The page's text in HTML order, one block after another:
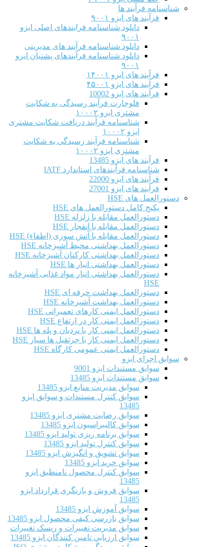
شناسنامه فرآیند ها
فرآیند های ایزو ۹۰۰۱
دانلود شناسنامه فرایندهای اصلی ایزو
۹۰۰۱
دانلود شناسنامه فرآیند های مدیریتی
دانلود شناسنامه فرآیندهای پشتیان ایزو
۹۰۰۱
فرآیند های ایزو ۱۴۰۰۱
فرآیند های ایزو ۴۵۰۰۱
فرآیند های ایزو 10002
فلوچارت فرآیند رسیدگی به شکایت
مشتری ایزو ۱۰۰۰۲
شناسنامه فرآیند دریافت شکایت مشتری
ایزو ۱۰۰۰۲
شناسنامه فرآیند رسیدگی به شکایت
مشتری ایزو ۱۰۰۰۲
فرآیند های ایزو 13485
شناسنامه فرآیندهای استاندارد IATF
فرآیند های ایزو 22000
فرآیند های ایزو 27001
دستورالعمل های HSE
پکیج کامل دستورالعمل های HSE
دستورالعمل مقابله با زلزله HSE
دستورالعمل مقابله با انفجار HSE
دستورالعمل مقابله با آتش سوزی (اطفاء) HSE
دستورالعمل بهداشتی محیط آشپزخانه HSE
دستورالعمل بهداشتی کارکنان آشپزخانه HSE
دستورالعمل بهداشتی انبار ها HSE
دستورالعمل بهداشتی انبار مواد غذایی آشپزخانه
HSE
دستورالعمل بهداشت حرفه ای HSE
دستورالعمل بهداشت آشپزخانه HSE
دستورالعمل ایمنی کارهای تعمیراتی HSE
دستورالعمل ایمنی کار در ارتفاع HSE
دستورالعمل ایمنی کار با نردبان و پله ها HSE
دستورالعمل ایمنی کار با جرثقیل ها سیار HSE
دستورالعمل ایمنی عمومی کارگاه HSE
سوابق اجرای ایزو
سوابق مستندات ایزو 9001
سوابق مستندات ایزو 13485
سوابق مدیریت منابع ایزو 13485
سوابق کنترل مستندات و سوابق ایزو
13485
سوابق رضایت مشتری ایزو 13485
سوابق كاليبراسيون ایزو 13485
سوابق برنامه ریزی تولید ایزو 13485
سوابق کنترل تولید ایزو 13485
سوابق تشویق و انگیزش ایزو 13485
سوابق خرید ایزو 13485
سوابق کنترل محصول نامنطبق ایزو
13485
سوابق فروش و بازنگری قرارداد ایزو
13485
سوابق آموزش ایزو 13485
سوابق بازرسی کیفی محصول ایزو 13485
سوابق مدیریت تغییرات و ریسک تغییرات
سوابق ارزيابي تامين كنندگان ایزو 13485